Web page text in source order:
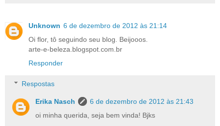
Unknown 6 de dezembro de 2012 às 21:14
Oi flor, tô seguindo seu blog. Beijooos.
arte-e-beleza.blogspot.com.br
Responder
Respostas
Erika Nasch
6 de dezembro de 2012 às 21:43
oi minha querida, seja bem vinda! Bjks